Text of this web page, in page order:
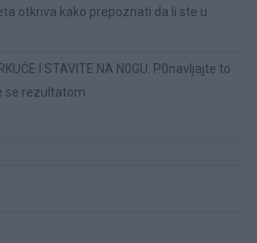
otkriva kako prepoznati da li ste u
I STAVITE NA N0GU: P0navljajte to
se rezultatom